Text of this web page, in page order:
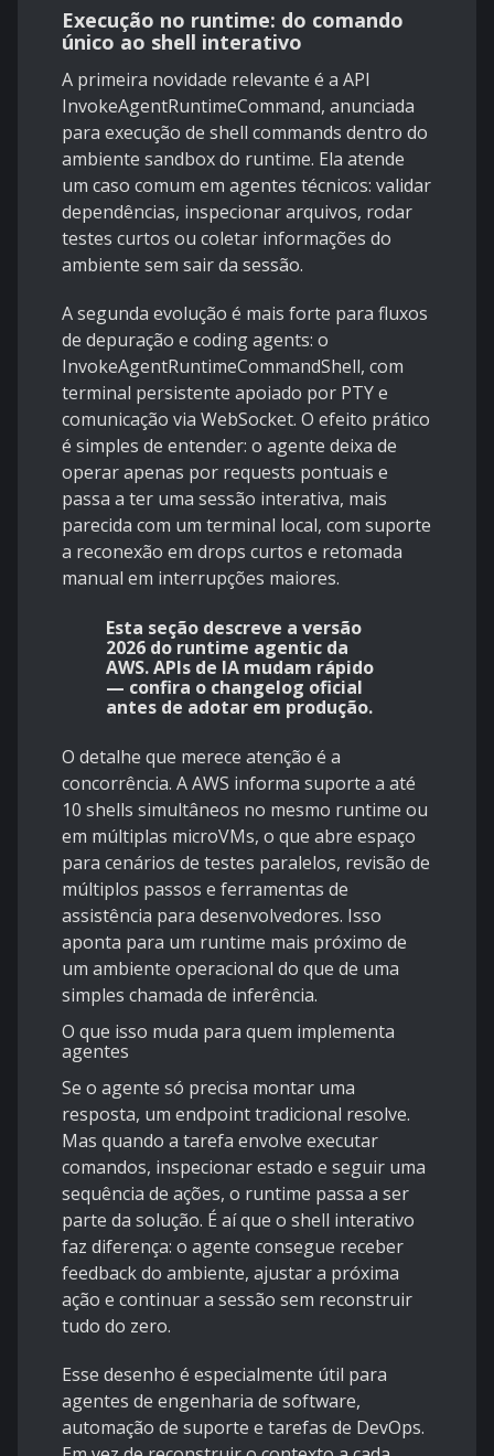
Execução no runtime: do comando
único ao shell interativo
A primeira novidade relevante é a API
InvokeAgentRuntimeCommand, anunciada
para execução de shell commands dentro do
ambiente sandbox do runtime. Ela atende
um caso comum em agentes técnicos: validar
dependências, inspecionar arquivos, rodar
testes curtos ou coletar informações do
ambiente sem sair da sessão.
A segunda evolução é mais forte para fluxos
de depuração e coding agents: o
InvokeAgentRuntimeCommandShell, com
terminal persistente apoiado por PTY e
comunicação via WebSocket. O efeito prático
é simples de entender: o agente deixa de
operar apenas por requests pontuais e
passa a ter uma sessão interativa, mais
parecida com um terminal local, com suporte
a reconexão em drops curtos e retomada
manual em interrupções maiores.
Esta seção descreve a versão
2026 do runtime agentic da
AWS. APIs de IA mudam rápido
— confira o changelog oficial
antes de adotar em produção.
O detalhe que merece atenção é a
concorrência. A AWS informa suporte a até
10 shells simultâneos no mesmo runtime ou
em múltiplas microVMs, o que abre espaço
para cenários de testes paralelos, revisão de
múltiplos passos e ferramentas de
assistência para desenvolvedores. Isso
aponta para um runtime mais próximo de
um ambiente operacional do que de uma
simples chamada de inferência.
O que isso muda para quem implementa
agentes
Se o agente só precisa montar uma
resposta, um endpoint tradicional resolve.
Mas quando a tarefa envolve executar
comandos, inspecionar estado e seguir uma
sequência de ações, o runtime passa a ser
parte da solução. É aí que o shell interativo
faz diferença: o agente consegue receber
feedback do ambiente, ajustar a próxima
ação e continuar a sessão sem reconstruir
tudo do zero.
Esse desenho é especialmente útil para
agentes de engenharia de software,
automação de suporte e tarefas de DevOps.